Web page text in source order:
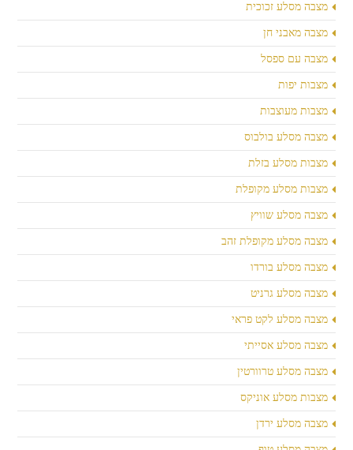
מצבה מסלע זכוכית
מצבה מאבני חן
מצבה עם ספסל
מצבות יפות
מצבות מעוצבות
מצבה מסלע בולבוס
מצבות מסלע בזלת
מצבות מסלע מקופלת
מצבה מסלע שוויץ
מצבה מסלע מקופלת זהב
מצבה מסלע בורדו
מצבה מסלע גרניט
מצבה מסלע לקט פראי
מצבה מסלע אסייתי
מצבה מסלע טרוורטין
מצבות מסלע אוניקס
מצבה מסלע ירדן